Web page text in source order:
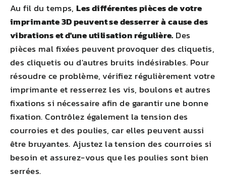
Au fil du temps,Les différentes pièces de votre
imprimante 3D peuvent se desserrer à cause des
vibrations et d'une utilisation régulière. Des
pièces mal fixées peuvent provoquer des cliquetis,
des cliquetis ou d'autres bruits indésirables. Pour
résoudre ce problème, vérifiez régulièrement votre
imprimante et resserrez les vis, boulons et autres
fixations si nécessaire afin de garantir une bonne
fixation. Contrôlez également la tension des
courroies et des poulies, car elles peuvent aussi
être bruyantes. Ajustez la tension des courroies si
besoin et assurez-vous que les poulies sont bien
serrées.